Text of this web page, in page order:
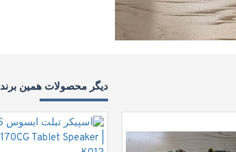
دیگر محصولات همین برند